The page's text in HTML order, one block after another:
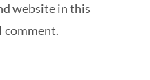
website in this
comment.